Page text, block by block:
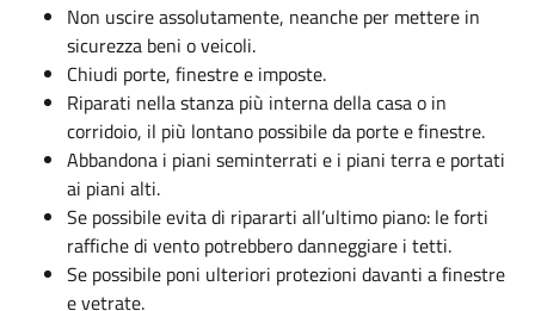
Non uscire assolutamente, neanche per mettere in
sicurezza beni o veicoli.
Chiudi porte, finestre e imposte.
Riparati nella stanza più interna della casa o in
corridoio, il più lontano possibile da porte e finestre.
Abbandona i piani seminterrati e i piani terra e portati
ai piani alti.
Se possibile evita di ripararti all’ultimo piano: le forti
raffiche di vento potrebbero danneggiare i tetti.
Se possibile poni ulteriori protezioni davanti a finestre
e vetrate.